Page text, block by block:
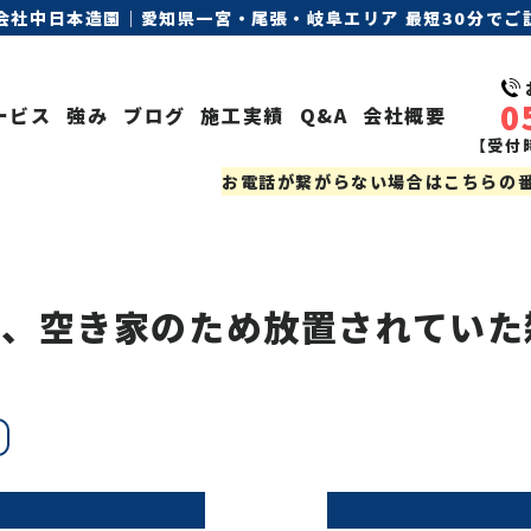
社中日本造園｜愛知県一宮・尾張・岐阜エリア 最短30分で
ビス 強み ブログ 施工実績 Q&A 会社概要
【受
お電話が繋がらない場合はこちら
空き家のため放置されてい